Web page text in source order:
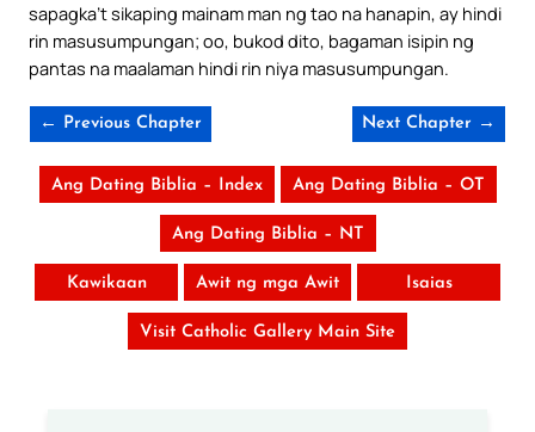
sapagka’t sikaping mainam man ng tao na hanapin, ay hindi
rin masusumpungan; oo, bukod dito, bagaman isipin ng
pantas na maalaman hindi rin niya masusumpungan.
← Previous Chapter Next Chapter →
Ang Dating Biblia – Index Ang Dating Biblia – OT
Ang Dating Biblia – NT
Kawikaan Awit ng mga Awit Isaias
Visit Catholic Gallery Main Site